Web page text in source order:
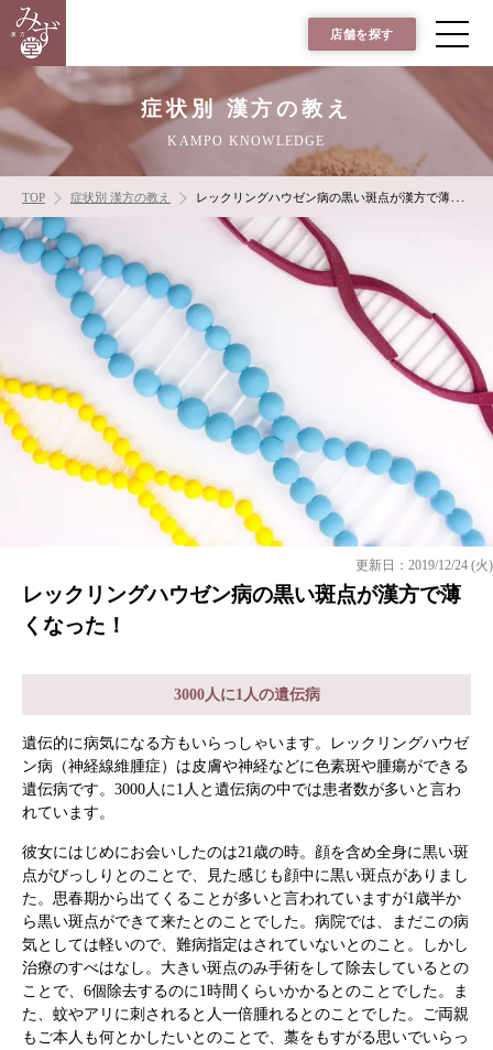
店舗を探す
症状別 漢方の教え
KAMPO KNOWLEDGE
TOP 症状別 漢方の教え レックリングハウゼン病の黒い斑点が漢方で薄くなった！
更新日：2019/12/24 (火)
レックリングハウゼン病の黒い斑点が漢方で薄
くなった！
3000人に1人の遺伝病
遺伝的に病気になる方もいらっしゃいます。レックリングハウゼ
ン病（神経線維腫症）は皮膚や神経などに色素斑や腫瘍ができる
遺伝病です。3000人に1人と遺伝病の中では患者数が多いと言わ
れています。
彼女にはじめにお会いしたのは21歳の時。顔を含め全身に黒い斑
点がびっしりとのことで、見た感じも顔中に黒い斑点がありまし
た。思春期から出てくることが多いと言われていますが1歳半か
ら黒い斑点ができて来たとのことでした。病院では、まだこの病
気としては軽いので、難病指定はされていないとのこと。しかし
治療のすべはなし。大きい斑点のみ手術をして除去しているとの
ことで、6個除去するのに1時間くらいかかるとのことでした。ま
た、蚊やアリに刺されると人一倍腫れるとのことでした。ご両親
もご本人も何とかしたいとのことで、藁をもすがる思いでいらっ